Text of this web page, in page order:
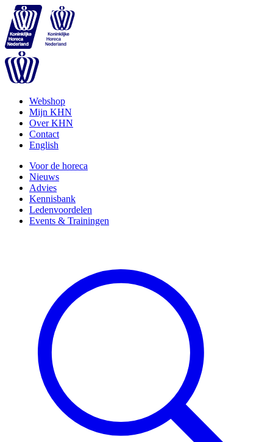
Webshop
Mijn KHN
Over KHN
Contact
English
Voor de horeca
Nieuws
Advies
Kennisbank
Ledenvoordelen
Events & Trainingen